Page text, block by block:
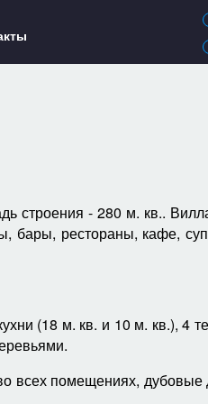
строения - 280 м. кв..
бары, рестораны, кафе,
(18 м. кв. и 10 м. кв.), 4
всех помещениях, дубовые